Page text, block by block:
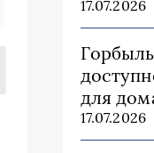
17.07.2026
для
17.07.2026